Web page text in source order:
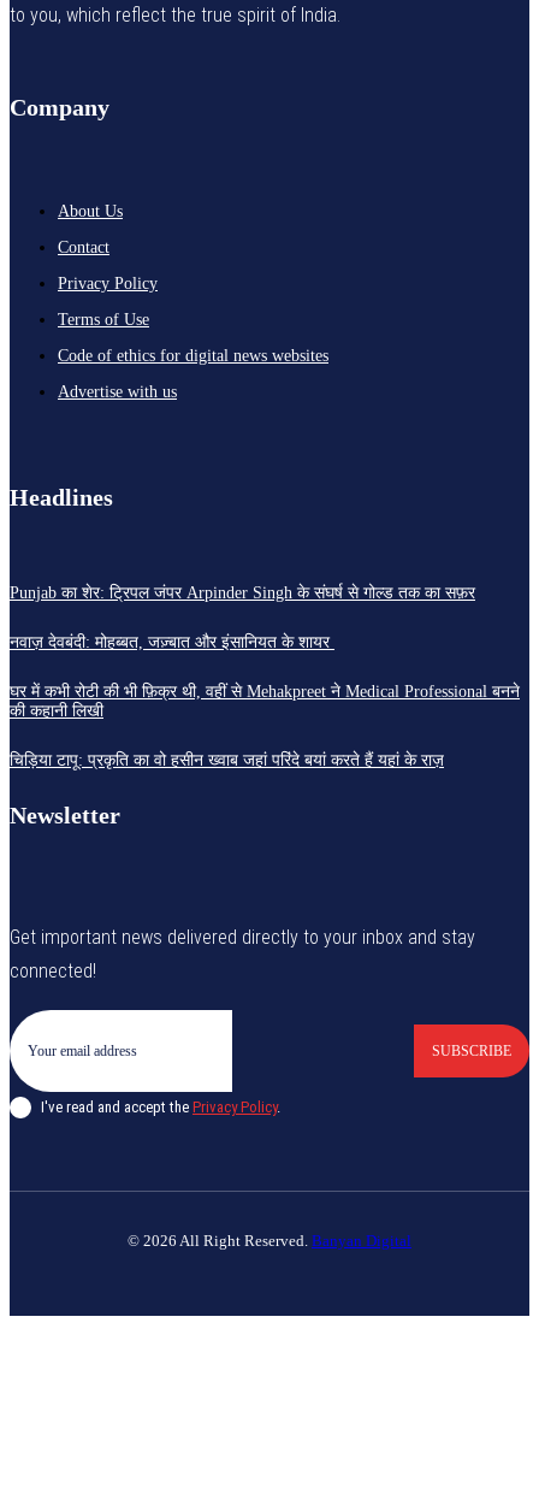
to you, which reflect the true spirit of India.
Company
About Us
Contact
Privacy Policy
Terms of Use
Code of ethics for digital news websites
Advertise with us
Headlines
Punjab का शेर: ट्रिपल जंपर Arpinder Singh के संघर्ष से गोल्ड तक का सफ़र
नवाज़ देवबंदी: मोहब्बत, जज़्बात और इंसानियत के शायर
घर में कभी रोटी की भी फ़िक्र थी, वहीं से Mehakpreet ने Medical Professional बनने
की कहानी लिखी
चिड़िया टापू: प्रकृति का वो हसीन ख्वाब जहां परिंदे बयां करते हैं यहां के राज़
Newsletter
Get important news delivered directly to your inbox and stay
connected!
SUBSCRIBE
I've read and accept the Privacy Policy.
© 2026 All Right Reserved. Banyan Digital